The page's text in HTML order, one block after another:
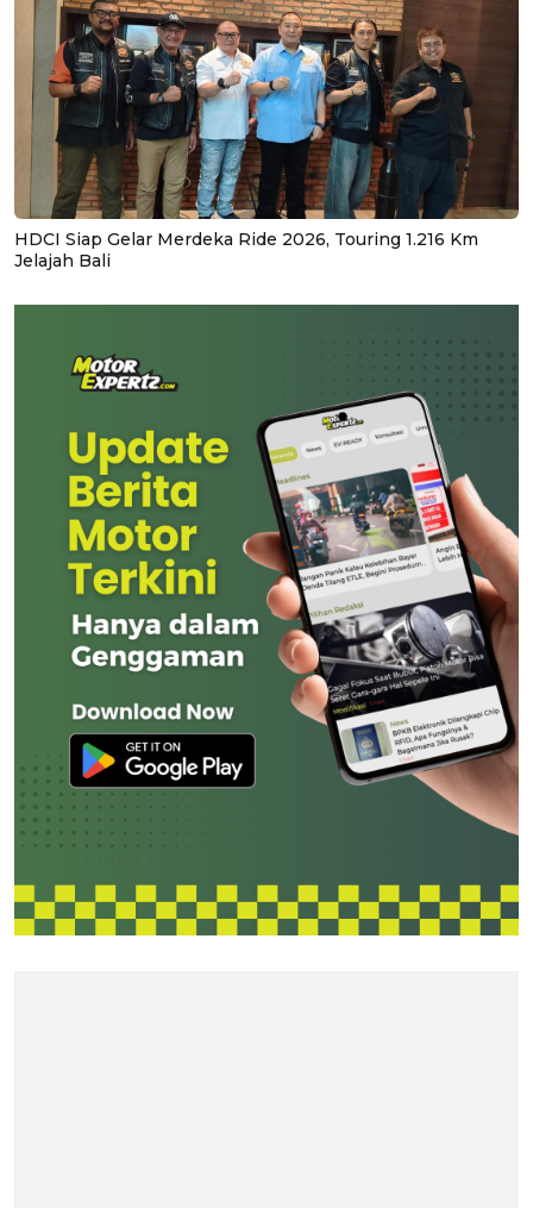
HDCI Siap Gelar Merdeka Ride 2026, Touring 1.216 Km
Jelajah Bali